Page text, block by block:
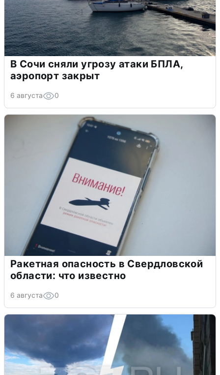
В Сочи сняли угрозу атаки БПЛА,
аэропорт закрыт
6 августа 0
Ракетная опасность в Свердловской
области: что известно
6 августа 0